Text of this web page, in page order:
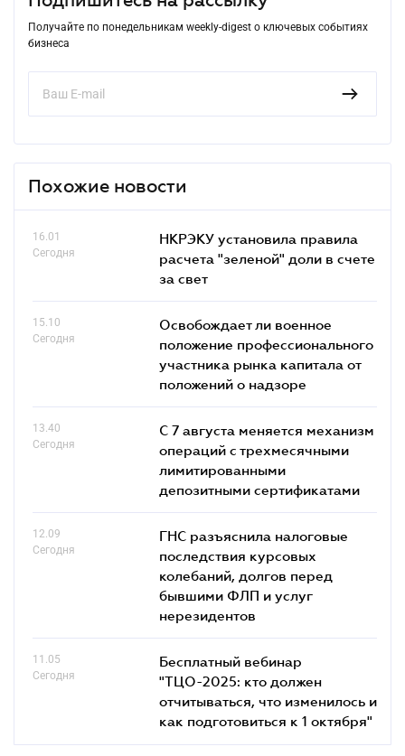
Получайте по понедельникам weekly-digest о ключевых событиях
бизнеса
Похожие новости
16.01
Сегодня
НКРЭКУ установила правила
расчета "зеленой" доли в счете
за свет
15.10
Сегодня
Освобождает ли военное
положение профессионального
участника рынка капитала от
положений о надзоре
13.40
Сегодня
С 7 августа меняется механизм
операций с трехмесячными
лимитированными
депозитными сертификатами
12.09
Сегодня
ГНС разъяснила налоговые
последствия курсовых
колебаний, долгов перед
бывшими ФЛП и услуг
нерезидентов
11.05
Сегодня
Бесплатный вебинар
"ТЦО-2025: кто должен
отчитываться, что изменилось и
как подготовиться к 1 октября"